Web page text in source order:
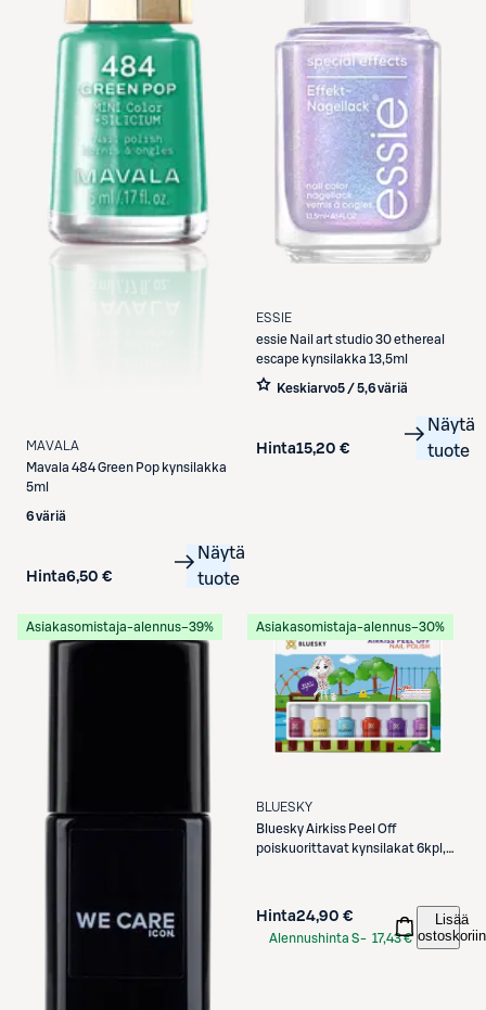
MAVALA
Mavala 484 Green Pop kynsilakka
5ml
6 väriä
Hinta6,50 €
Näytä
tuote
ESSIE
essie Nail art studio 30 ethereal
escape kynsilakka 13,5ml
Keskiarvo5 / 5,6 väriä
Hinta15,20 €
Näytä
tuote
Asiakasomistaja-alennus−39% Asiakasomistaja-alennus−30%
BLUESKY
BlueskyAirkiss Peel Off
poiskuorittavat kynsilakat 6kpl,
Hinta24,90 €
Alennushinta S- 17,43 €
Lisää
ostoskoriin